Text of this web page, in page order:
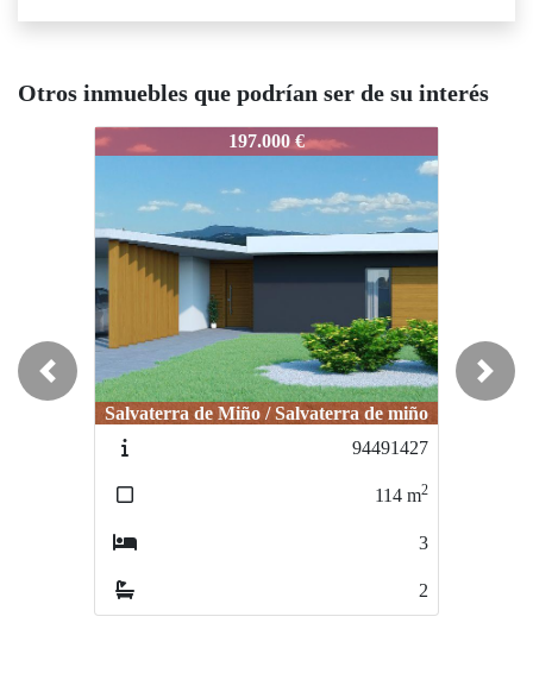
Otros inmuebles que podrían ser de su interés
91128520
197.000 €
Salvaterra de Miño / Salvaterra de miño
94491427
m2
91128520 360.000 €
Arbo / barcela
Previous Next